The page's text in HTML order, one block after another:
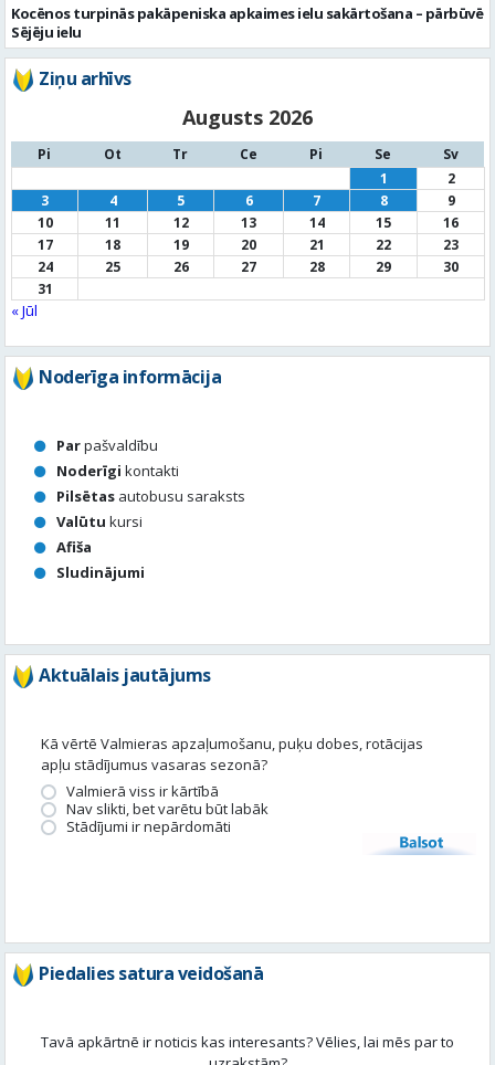
Kocēnos turpinās pakāpeniska apkaimes ielu sakārtošana – pārbūvē
Sējēju ielu
Ziņu arhīvs
Augusts 2026
Pi Ot Tr Ce Pi Se
Sv
1
2
3
4 5 6 7 8
9
10
11 12 13 14 15
16
17
18 19 20 21 22
23
24
25 26 27 28 29
30
31
« Jūl
Noderīga informācija
Parpašvaldību
Noderīgi kontakti
Pilsētas autobusu saraksts
Valūtu kursi
Afiša
Sludinājumi
Aktuālais jautājums
Kā vērtē Valmieras apzaļumošanu, puķu dobes, rotācijas
apļu stādījumus vasaras sezonā?
Valmierā viss ir kārtībā
Nav slikti, bet varētu būt labāk
Stādījumi ir nepārdomāti
Balsot
Piedalies satura veidošanā
Tavā apkārtnē ir noticis kas interesants? Vēlies, lai mēs par to